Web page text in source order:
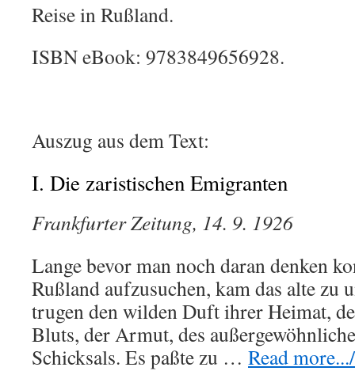
Reise in Rußland.
ISBN eBook: 9783849656928.
Auszug aus dem Text:
I. Die zaristischen Emigranten
Frankfurter Zeitung, 14. 9. 1926
Lange bevor man noch daran denken
Rußland aufzusuchen, kam das alte zu
trugen den wilden Duft ihrer Heimat,
Bluts, der Armut, des
Schicksals. Es paßte zu … Read